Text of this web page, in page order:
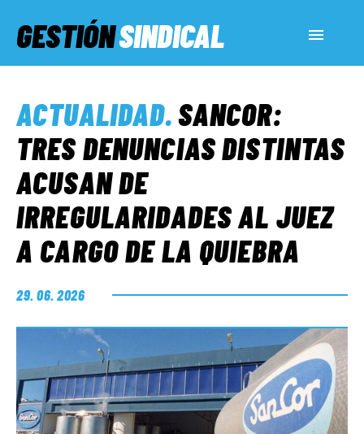
GESTIÓNSINDICAL
SERVICIOS SOCIALES
INFORMES ESPECIALES
FUERA DE MEGÁFONO
EL LADO «G»
ACTUALIDAD.SANCOR:
TRES DENUNCIAS DISTINTAS
ACUSAN DE
IRREGULARIDADES AL JUEZ
A CARGO DE LA QUIEBRA
29. 06. 2026